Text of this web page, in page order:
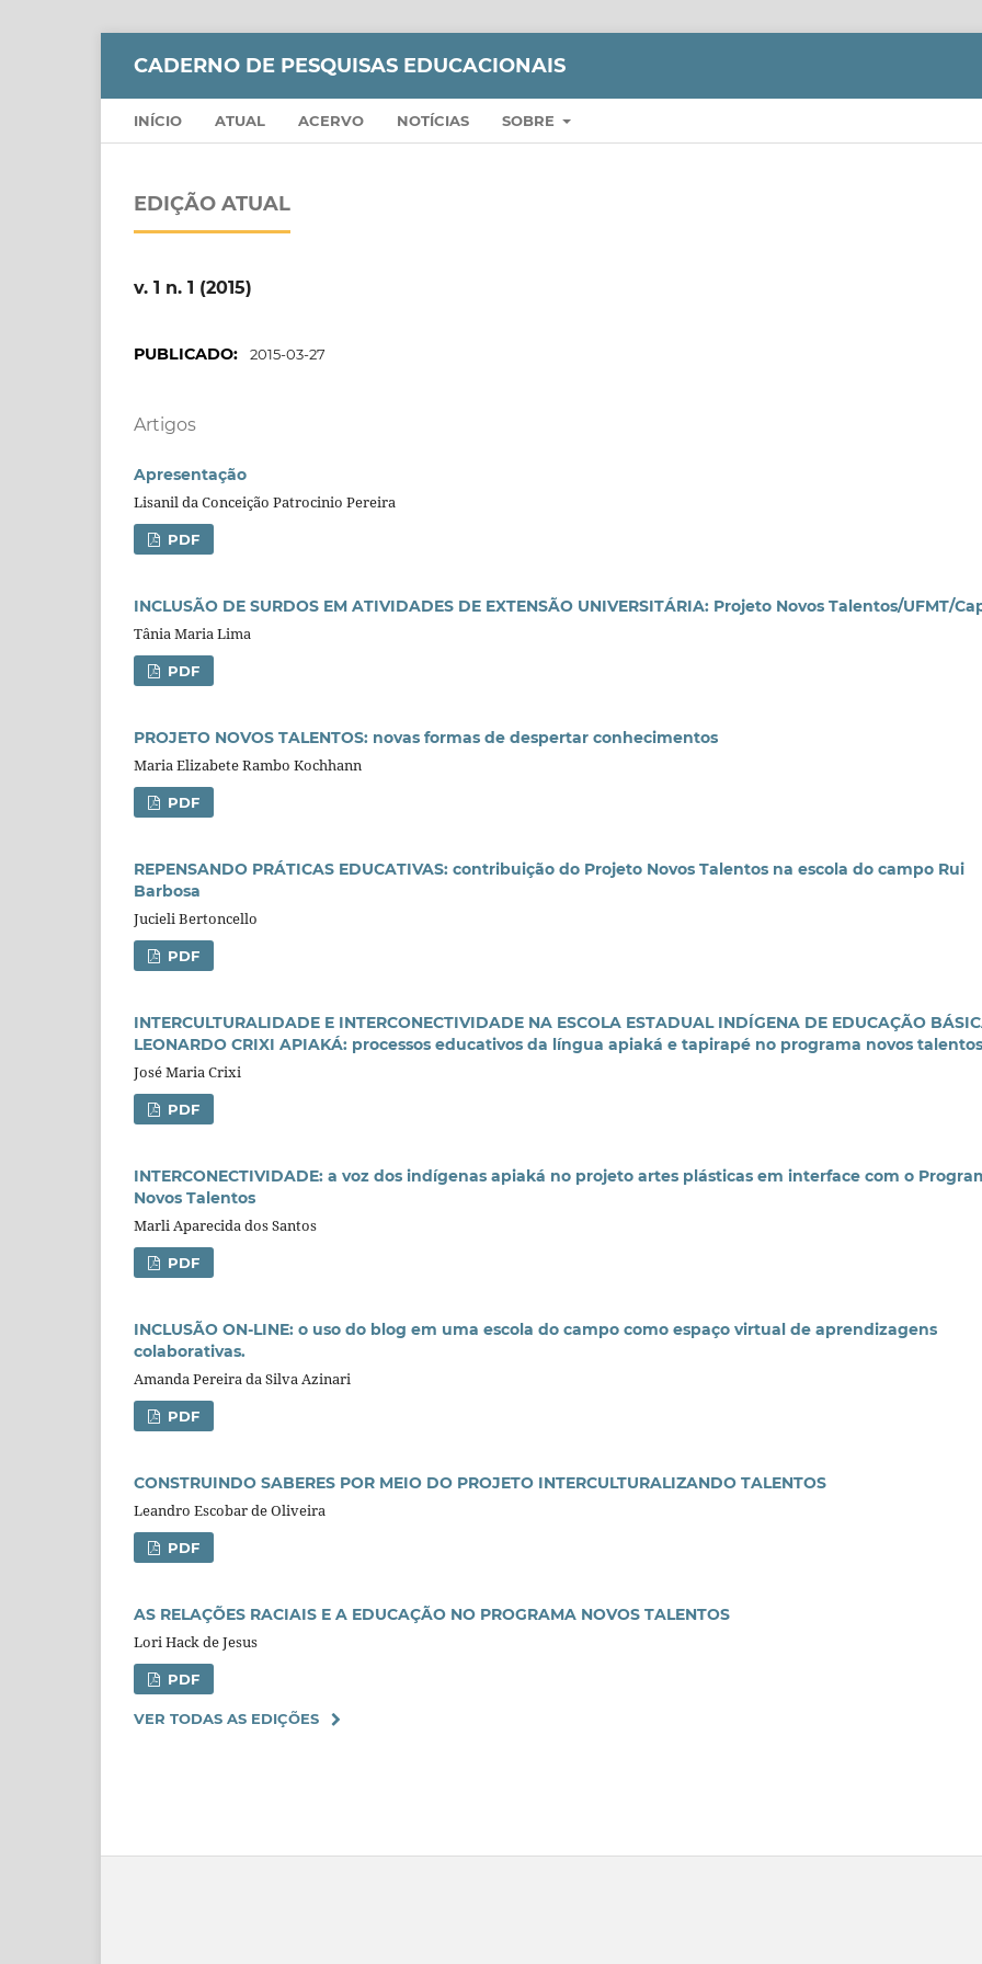
CADERNO DE PESQUISAS EDUCACIONAIS
INÍCIO ATUAL ACERVO NOTÍCIAS SOBRE
EDIÇÃO ATUAL
v. 1 n. 1 (2015)
PUBLICADO: 2015-03-27
Artigos
Apresentação
Lisanil da Conceição Patrocinio Pereira
PDF
INCLUSÃO DE SURDOS EM ATIVIDADES DE EXTENSÃO UNIVERSITÁRIA: Projeto Novos Talentos/UFMT/
Tânia Maria Lima
PDF
PROJETO NOVOS TALENTOS: novas formas de despertar conhecimentos
Maria Elizabete Rambo Kochhann
PDF
REPENSANDO PRÁTICAS EDUCATIVAS: contribuição do Projeto Novos Talentos na escola do campo Rui
Barbosa
Jucieli Bertoncello
PDF
INTERCULTURALIDADE E INTERCONECTIVIDADE NA ESCOLA ESTADUAL INDÍGENA DE EDUCAÇÃO
LEONARDO CRIXI APIAKÁ: processos educativos da língua apiaká e tapirapé no programa novos talentos
José Maria Crixi
PDF
INTERCONECTIVIDADE: a voz dos indígenas apiaká no projeto artes plásticas em interface com o
Novos Talentos
Marli Aparecida dos Santos
PDF
INCLUSÃO ON-LINE: o uso do blog em uma escola do campo como espaço virtual de aprendizagens
colaborativas.
Amanda Pereira da Silva Azinari
PDF
CONSTRUINDO SABERES POR MEIO DO PROJETO INTERCULTURALIZANDO TALENTOS
Leandro Escobar de Oliveira
PDF
AS RELAÇÕES RACIAIS E A EDUCAÇÃO NO PROGRAMA NOVOS TALENTOS
Lori Hack de Jesus
PDF
VER TODAS AS EDIÇÕES